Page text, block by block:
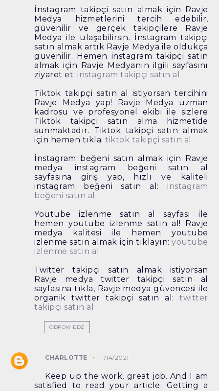
İnstagram takipçi satın almak için Ravje
Medya hizmetlerini tercih edebilir,
güvenilir ve gerçek takipçilere Ravje
Medya ile ulaşabilirsin. İnstagram takipçi
satın almak artık Ravje Medya ile oldukça
güvenilir. Hemen instagram takipçi satın
almak için Ravje Medyanın ilgili sayfasını
ziyaret et: instagram takipçi satın al
Tiktok takipçi satın al istiyorsan tercihini
Ravje Medya yap! Ravje Medya uzman
kadrosu ve profesyonel ekibi ile sizlere
Tiktok takipçi satın alma hizmetide
sunmaktadır. Tiktok takipçi satın almak
için hemen tıkla:tiktok takipçi satın al
İnstagram beğeni satın almak için Ravje
medya instagram beğeni satın al
sayfasına giriş yap, hızlı ve kaliteli
instagram beğeni satın al: instagram
beğeni satın al
Youtube izlenme satın al sayfası ile
hemen youtube izlenme satın al! Ravje
medya kalitesi ile hemen youtube
izlenme satın almak için tıklayın:youtube
izlenme satın al
Twitter takipçi satın almak istiyorsan
Ravje medya twitter takipçi satın al
sayfasına tıkla, Ravje medya güvencesi ile
organik twitter takipçi satın al:twitter
takipçi satın al
ODPOWIEDZ
CHARLOTTE 11/14/2021
Keep up the work, great job. And I am
satisfied to read your article. Getting a